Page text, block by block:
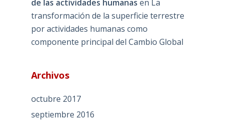
de las actividades humanas en La
transformación de la superficie terrestre
por actividades humanas como
componente principal del Cambio Global
Archivos
octubre 2017
septiembre 2016